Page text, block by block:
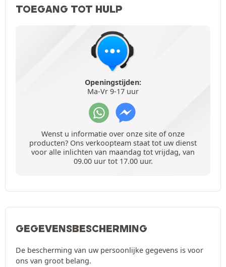
TOEGANG TOT HULP
Openingstijden:
Ma-Vr 9-17 uur
Wenst u informatie over onze site of onze
producten? Ons verkoopteam staat tot uw dienst
voor alle inlichten van maandag tot vrijdag, van
09.00 uur tot 17.00 uur.
GEGEVENSBESCHERMING
De bescherming van uw persoonlijke gegevens is voor
ons van groot belang.